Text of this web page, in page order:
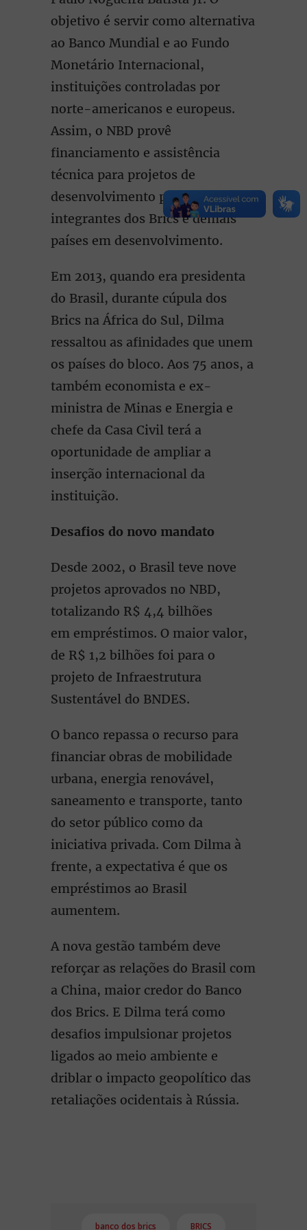
objetivo é servir como alternativa
ao Banco Mundial e ao Fundo
Monetário Internacional,
instituições controladas por
norte-americanos e europeus.
Assim, o NBD provê
financiamento e assistência
técnica para projetos de
desenvolvimento para os
integrantes dos Brics e demais
países em desenvolvimento.
Em 2013, quando era presidenta
do Brasil, durante cúpula dos
Brics na África do Sul, Dilma
ressaltou as afinidades que unem
os países do bloco. Aos 75 anos, a
também economista e ex-
ministra de Minas e Energia e
chefe da Casa Civil terá a
oportunidade de ampliar a
inserção internacional da
instituição.
Desafios do novo mandato
Desde 2002, o Brasil teve nove
projetos aprovados no NBD,
totalizando R$ 4,4 bilhões
em empréstimos. O maior valor,
de R$ 1,2 bilhões foi para o
projeto de Infraestrutura
Sustentável do BNDES.
O banco repassa o recurso para
financiar obras de mobilidade
urbana, energia renovável,
saneamento e transporte, tanto
do setor público como da
iniciativa privada. Com Dilma à
frente, a expectativa é que os
empréstimos ao Brasil
aumentem.
A nova gestão também deve
reforçar as relações do Brasil com
a China, maior credor do Banco
dos Brics. E Dilma terá como
desafios impulsionar projetos
ligados ao meio ambiente e
driblar o impacto geopolítico das
retaliações ocidentais à Rússia.
banco dos brics BRICS